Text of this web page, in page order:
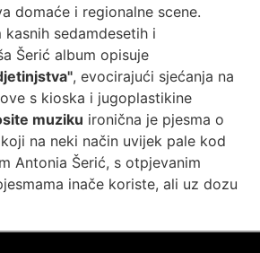
domaće i regionalne scene.
sedamdesetih i
Šerić album opisuje
, evocirajući sjećanja na
s kioska i jugoplastikine
muziku ironična je pjesma o
na neki način uvijek pale kod
Antonia Šerić, s otpjevanim
inače koriste, ali uz dozu